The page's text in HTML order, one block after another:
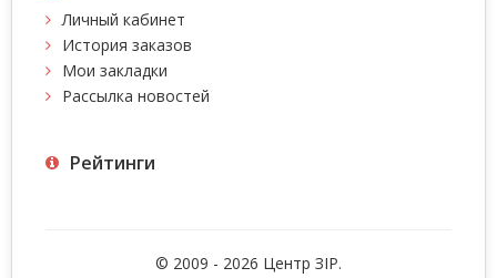
Личный кабинет
История заказов
Мои закладки
Рассылка новостей
Рейтинги
© 2009 - 2026 Центр ЗIР.